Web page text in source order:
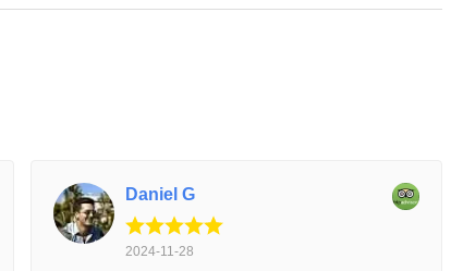
Daniel G
2024-11-28